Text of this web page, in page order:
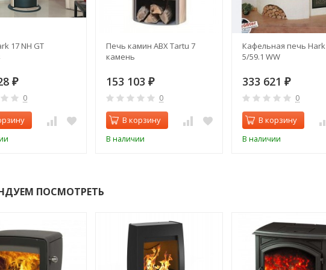
17 NH GT
₽
0
Печь камин ABX Tartu 7
камень
153 103 ₽
0
В корзину
В наличии
Кафельная печь Hark
5/59.1 WW
333 621 ₽
0
В корзину
В наличии
ПОСМОТРЕТЬ